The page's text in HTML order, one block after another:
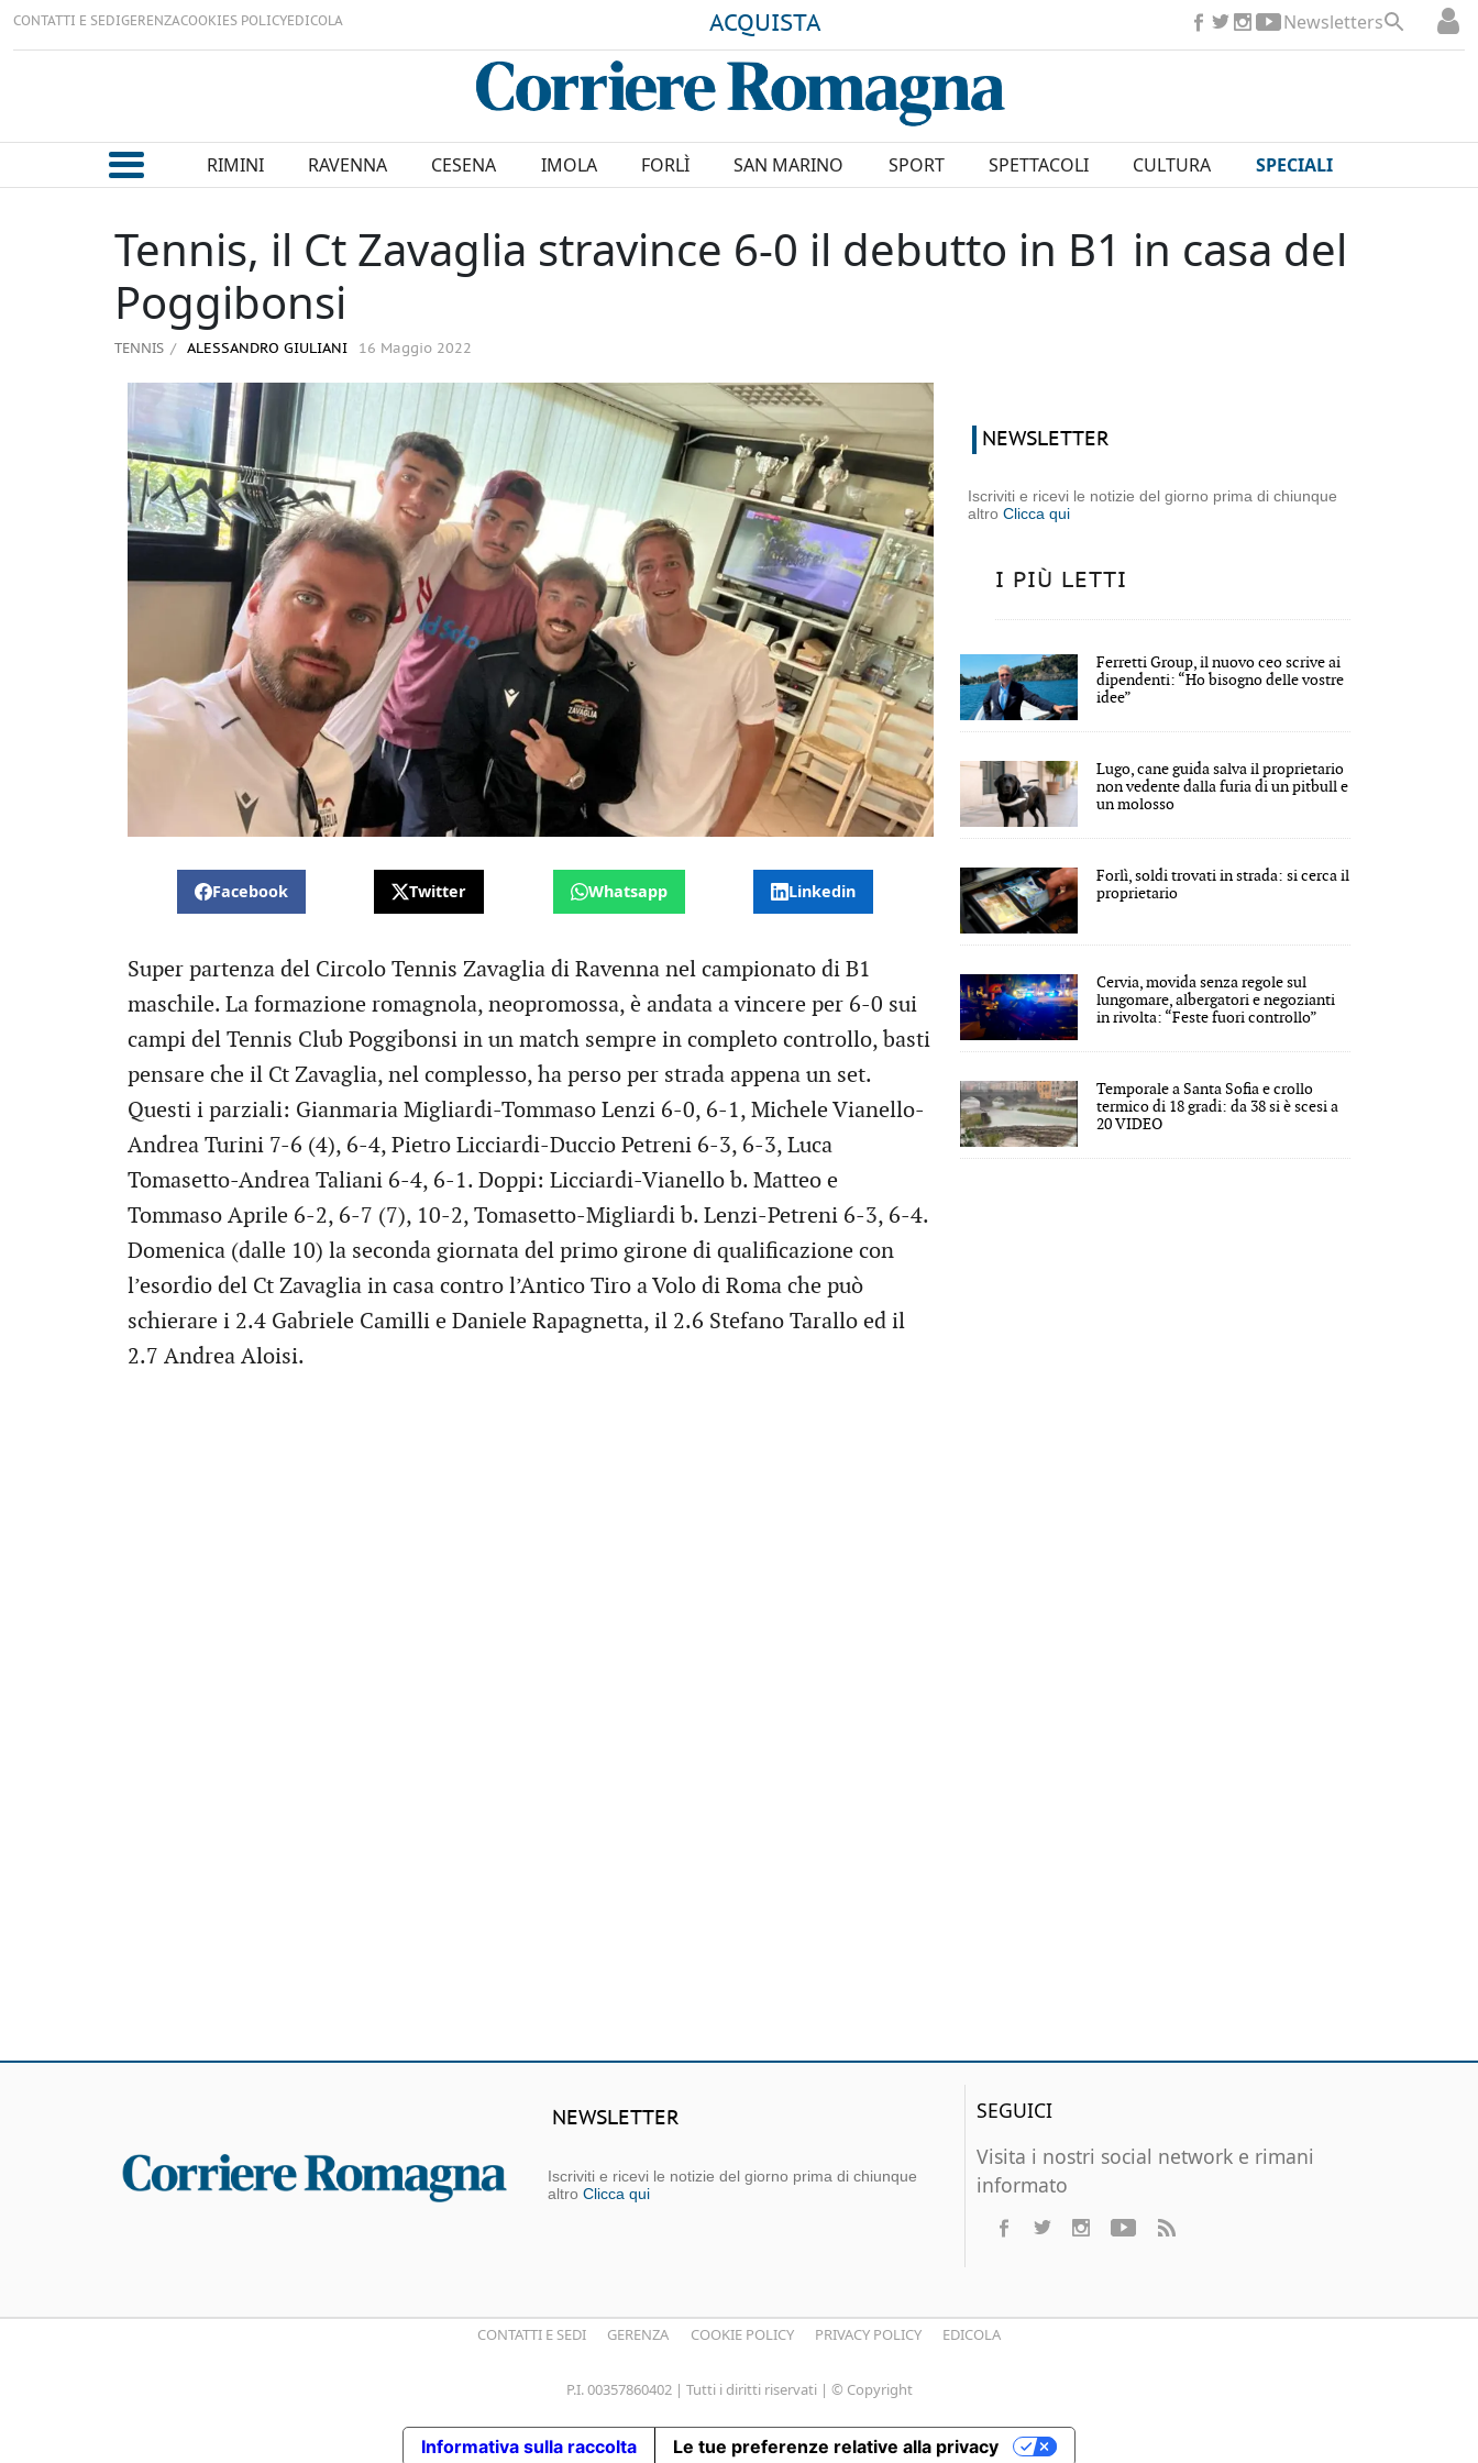
CONTATTI E SEDIGERENZACOOKIES POLICYEDICOLA ACQUISTA Newsletters
RIMINI RAVENNA CESENA IMOLA FORLÌ SAN MARINO SPORT SPETTACOLI CULTURA SPECIALI
Tennis, il Ct Zavaglia stravince 6-0 il debutto in B1 in casa del
Poggibonsi
TENNIS ALESSANDRO GIULIANI 16 Maggio 2022
Facebook Twitter Whatsapp Linkedin
Super partenza del Circolo Tennis Zavaglia di Ravenna nel campionato di B1
maschile. La formazione romagnola, neopromossa, è andata a vincere per 6-0 sui
campi del Tennis Club Poggibonsi in un match sempre in completo controllo, basti
pensare che il Ct Zavaglia, nel complesso, ha perso per strada appena un set.
Questi i parziali: Gianmaria Migliardi-Tommaso Lenzi 6-0, 6-1, Michele Vianello-
Andrea Turini 7-6 (4), 6-4, Pietro Licciardi-Duccio Petreni 6-3, 6-3, Luca
Tomasetto-Andrea Taliani 6-4, 6-1. Doppi: Licciardi-Vianello b. Matteo e
Tommaso Aprile 6-2, 6-7 (7), 10-2, Tomasetto-Migliardi b. Lenzi-Petreni 6-3, 6-4.
Domenica (dalle 10) la seconda giornata del primo girone di qualificazione con
l’esordio del Ct Zavaglia in casa contro l’Antico Tiro a Volo di Roma che può
schierare i 2.4 Gabriele Camilli e Daniele Rapagnetta, il 2.6 Stefano Tarallo ed il
2.7 Andrea Aloisi.
NEWSLETTER
Iscriviti e ricevi le notizie del giorno prima di chiunque
altroClicca qui
I PIÙ LETTI
Ferretti Group, il nuovo ceo scrive ai
dipendenti: “Ho bisogno delle vostre
idee”
Lugo, cane guida salva il proprietario
non vedente dalla furia di un pitbull e
un molosso
Forlì, soldi trovati in strada: si cerca il
proprietario
Cervia, movida senza regole sul
lungomare, albergatori e negozianti
in rivolta: “Feste fuori controllo”
Temporale a Santa Sofia e crollo
termico di 18 gradi: da 38 si è scesi a
20 VIDEO
NEWSLETTER
Iscriviti e ricevi le notizie del giorno prima di chiunque
altro Clicca qui
SEGUICI
Visita i nostri social network e rimani
informato
CONTATTI E SEDI GERENZA COOKIE POLICY PRIVACY POLICY EDICOLA
P.I. 00357860402 | Tutti i diritti riservati | © Copyright
Informativa sulla raccolta Le tue preferenze relative alla privacy